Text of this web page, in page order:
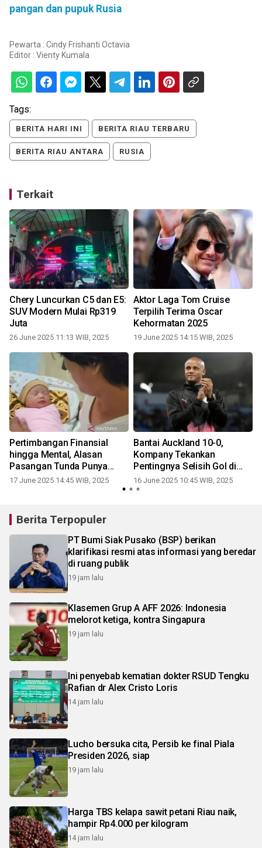
pangan dan pupuk Rusia
Pewarta : Cindy Frishanti Octavia
Editor : Vienty Kumala
Tags:
BERITA HARI INI BERITA RIAU TERBARU
BERITA RIAU ANTARA RUSIA
Terkait
Chery Luncurkan C5 dan E5:
SUV Modern Mulai Rp319
Juta
26 June 2025 11:13 WIB, 2025
Aktor Laga Tom Cruise
Terpilih Terima Oscar
Kehormatan 2025
19 June 2025 14:15 WIB, 2025
Pertimbangan Finansial
hingga Mental, Alasan
Pasangan Tunda Punya
Anak
17 June 2025 14:45 WIB, 2025
Bantai Auckland 10-0,
Kompany Tekankan
Pentingnya Selisih Gol di
Grup Berat
16 June 2025 10:45 WIB, 2025
Berita Terpopuler
PT Bumi Siak Pusako (BSP) berikan
klarifikasi resmi atas informasi yang beredar
di ruang publik
19 jam lalu
Klasemen Grup A AFF 2026: Indonesia
melorot ketiga, kontra Singapura
19 jam lalu
Ini penyebab kematian dokter RSUD Tengku
Rafian dr Alex Cristo Loris
14 jam lalu
Lucho bersuka cita, Persib ke final Piala
Presiden 2026, siap
19 jam lalu
Harga TBS kelapa sawit petani Riau naik,
hampir Rp4.000 per kilogram
14 jam lalu